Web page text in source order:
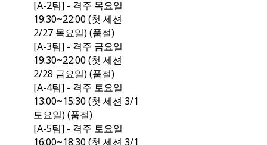
[A-2팀] - 격주 목요일
19:30~22:00 (첫 세션
2/27 목요일) (품절)
[A-3팀] - 격주 금요일
19:30~22:00 (첫 세션
2/28 금요일) (품절)
[A-4팀] - 격주 토요일
13:00~15:30 (첫 세션 3/1
토요일) (품절)
[A-5팀] - 격주 토요일
16:00~18:30 (첫 세션 3/1